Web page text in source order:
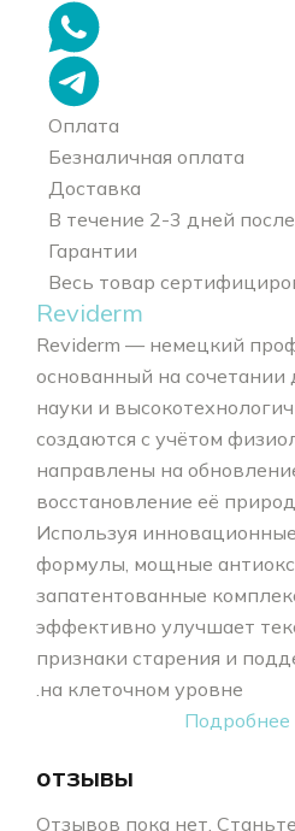
Оплата
Безналичная оплата
Доставка
В течение 2-3 дней
Гарантии
Весь товар
Reviderm
Reviderm — немецкий
основанный на сочетании
науки и
создаются с учётом
направлены на
восстановление её
Используя
формулы, мощные
запатентованные
эффективно улучшает
признаки старения и
на клеточном уровне.
Подробнее
отзывы
Отзывов пока нет.